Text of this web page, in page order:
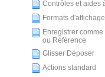
Contrôles et aides
Formats d'affichage
Enregistrer comme
ou Référence
Glisser Déposer
Actions standard